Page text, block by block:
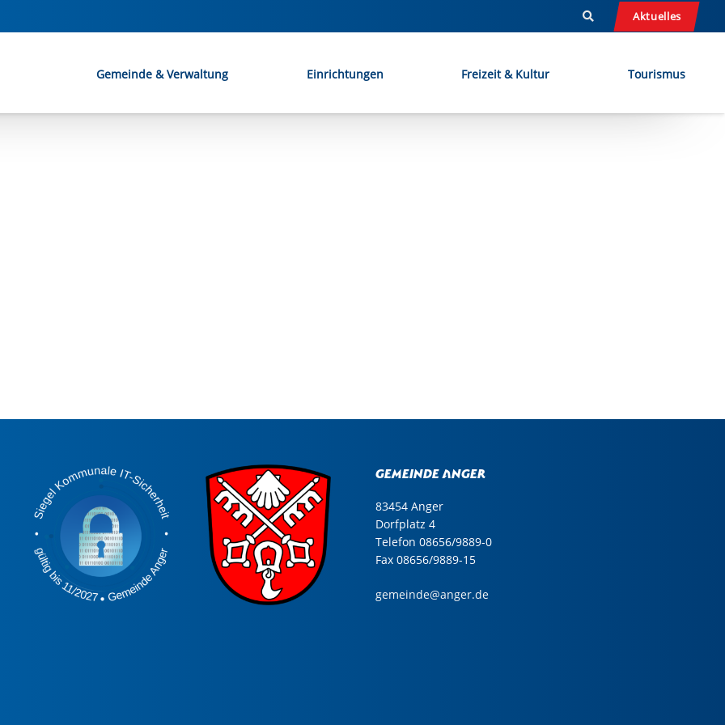
Aktuelles
Gemeinde & Verwaltung Einrichtungen Freizeit & Kultur Tourismus
Gemeinde Anger
83454 Anger
Dorfplatz 4
Telefon 08656/9889-0
Fax 08656/9889-15
gemeinde@anger.de